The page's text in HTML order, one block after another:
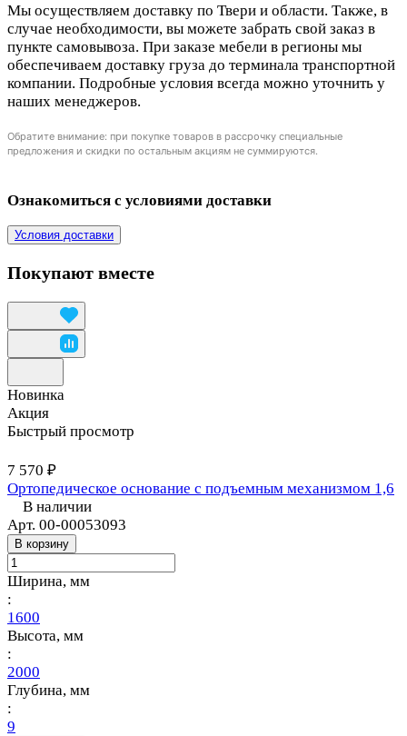
Мы осуществляем доставку по Твери и области. Также, в
случае необходимости, вы можете забрать свой заказ в
пункте самовывоза. При заказе мебели в регионы мы
обеспечиваем доставку груза до терминала транспортной
компании. Подробные условия всегда можно уточнить у
наших менеджеров.
Обратите внимание: при покупке товаров в рассрочку специальные
предложения и скидки по остальным акциям не суммируются.
Ознакомиться с условиями доставки
Условия доставки
Покупают вместе
Новинка
Акция
Быстрый просмотр
7 570 ₽
Ортопедическое основание с подъемным механизмом 1,6
В наличии
Арт. 00-00053093
В корзину
Ширина, мм
:
1600
Высота, мм
:
2000
Глубина, мм
:
9